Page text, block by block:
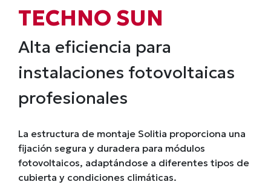
TECHNO SUN
Alta eficiencia para
instalaciones fotovoltaicas
profesionales
La estructura de montaje Solitia proporciona una
fijación segura y duradera para módulos
fotovoltaicos, adaptándose a diferentes tipos de
cubierta y condiciones climáticas.